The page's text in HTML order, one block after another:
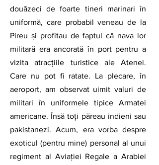
douăzeci de foarte tineri marinari în
uniformă, care probabil veneau de la
Pireu și profitau de faptul că nava lor
militară era ancorată în port pentru a
vizita atracțiile turistice ale Atenei.
Care nu pot fi ratate. La plecare, în
aeroport, am observat uimit valuri de
militari în uniformele tipice Armatei
americane. Însă toți păreau indieni sau
pakistanezi. Acum, era vorba despre
exoticul (pentru mine) personal al unui
regiment al Aviației Regale a Arabiei